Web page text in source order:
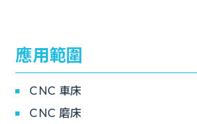
應用範圍
CNC 車床
CNC 磨床